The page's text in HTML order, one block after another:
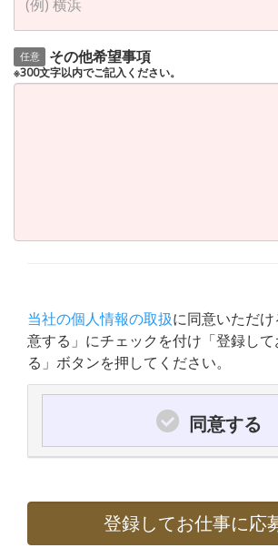
任意 その他希望事項
※300文字以内でご記入ください。
当社の個人情報の取扱に同意いただ
意する」にチェックを付け「登録し
る」ボタンを押してください。
同意する